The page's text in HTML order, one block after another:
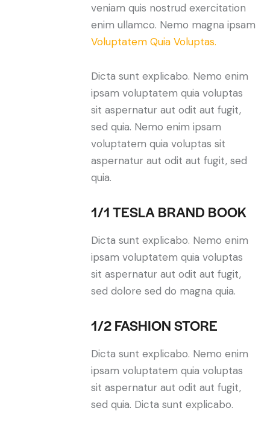
veniam quis nostrud exercitation
enim ullamco. Nemo magna ipsam
Voluptatem Quia Voluptas.
Dicta sunt explicabo. Nemo enim
ipsam voluptatem quia voluptas
sit aspernatur aut odit aut fugit,
sed quia. Nemo enim ipsam
voluptatem quia voluptas sit
aspernatur aut odit aut fugit, sed
quia.
1/1 TESLA BRAND BOOK
Dicta sunt explicabo. Nemo enim
ipsam voluptatem quia voluptas
sit aspernatur aut odit aut fugit,
sed dolore sed do magna quia.
1/2 FASHION STORE
Dicta sunt explicabo. Nemo enim
ipsam voluptatem quia voluptas
sit aspernatur aut odit aut fugit,
sed quia. Dicta sunt explicabo.